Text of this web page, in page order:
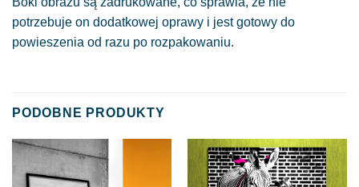
potrzebuje on dodatkowej oprawy i jest gotowy do
powieszenia od razu po rozpakowaniu.
PODOBNE PRODUKTY